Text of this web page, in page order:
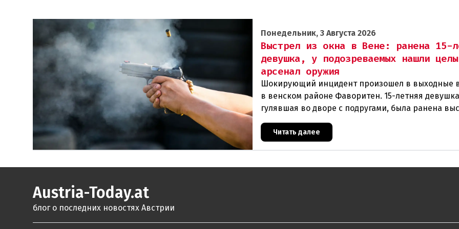
Понедельник, 3 Августа 2026
Выстрел из окна в Вене: ранена 15-
девушка, у подозреваемых нашли
арсенал оружия
Шокирующий инцидент произошел в выходные
в венском районе Фаворитен. 15-летняя
гулявшая во дворе с подругами, была ранена
из пневматического оружия. Полиция задержала
Читать далее
Austria-Today.at
блог о последних новостях Австрии